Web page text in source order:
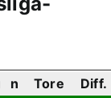
n Tore Diff.